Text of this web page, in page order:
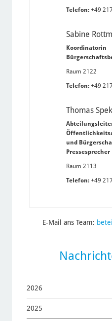
Telefon:+49
Sabine
Koordinatorin
Raum 2122
Telefon:+49
Thomas
und
Pressesprecher
Raum 2113
Telefon:+49
E-Mail ans Team:
2026
2025